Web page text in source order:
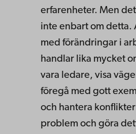
erfarenheter. Men
inte enbart om detta.
med förändringar i
handlar lika mycket
vara ledare, visa
föregå med gott
och hantera
problem och göra